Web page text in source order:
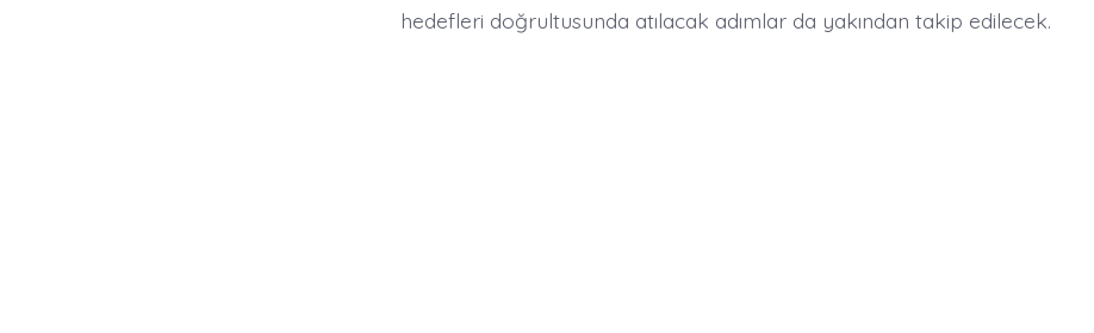
hedefleri doğrultusunda atılacak adımlar da yakından takip edilecek.